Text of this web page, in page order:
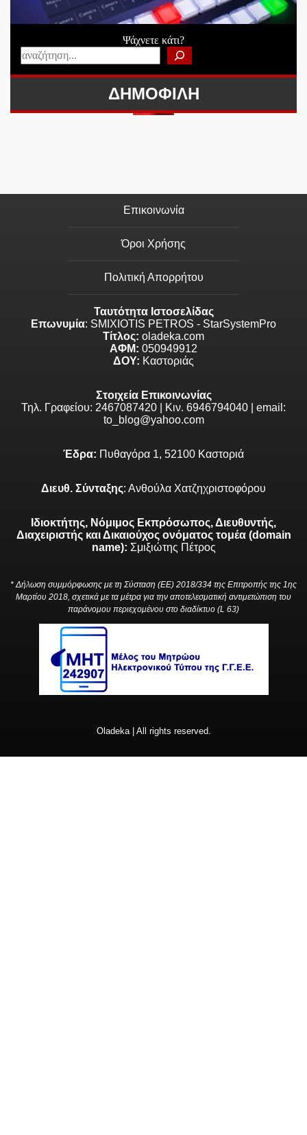
Ψάχνετε κάτι?
ΔΗΜΟΦΙΛΗ
Επικοινωνία
Όροι Χρήσης
Πολιτική Απορρήτου
Ταυτότητα Ιστοσελίδας
Επωνυμία: SMIXIOTIS PETROS - StarSystemPro
Τίτλος: oladeka.com
ΑΦΜ: 050949912
ΔΟΥ: Καστοριάς
Στοιχεία Επικοινωνίας
Τηλ. Γραφείου: 2467087420 | Κιν. 6946794040 | email:
to_blog@yahoo.com
Έδρα: Πυθαγόρα 1, 52100 Καστοριά
Διευθ. Σύνταξης: Ανθούλα Χατζηχριστοφόρου
Ιδιοκτήτης, Νόμιμος Εκπρόσωπος, Διευθυντής,
Διαχειριστής και Δικαιούχος ονόματος τομέα (domain
name): Σμιξιώτης Πέτρος
* Δήλωση συμμόρφωσης με τη Σύσταση (ΕΕ) 2018/334 της Επιτροπής της 1ης
Μαρτίου 2018, σχετικά με τα μέτρα για την αποτελεσματική αντιμετώπιση του
παράνομου περιεχομένου στο διαδίκτυο (L 63)
Oladeka | All rights reserved.